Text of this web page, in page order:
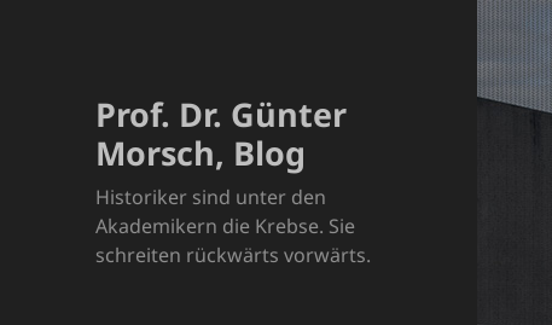
Prof. Dr. Günter
Morsch, Blog
Historiker sind unter den
Akademikern die Krebse. Sie
schreiten rückwärts vorwärts.